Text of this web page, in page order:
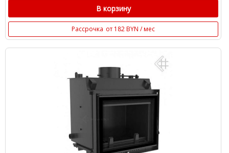
В корзину
Рассрочка от 182 BYN / мес